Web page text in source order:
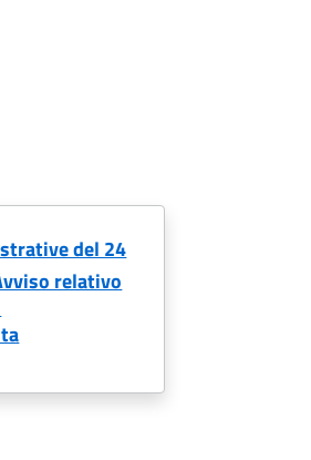
del 24
relativo